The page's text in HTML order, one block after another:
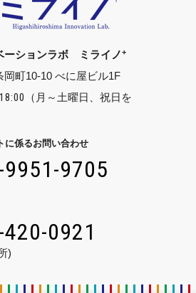
ーションラボ ミライノ+
岡町10-10 べに屋ビル1F
（月～土曜日、祝日を
に係るお問い合わせ
9951-9705
0921
)